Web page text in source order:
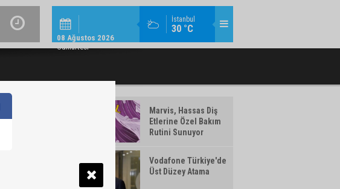
İstanbul
30 °C
08 Ağustos 2026
Cumartesi
KURUMSAL / 11:08
İŞ BANKASI GRUBU ÜST YÖNETIMINDE GÖREV DEĞIŞIMI
VAKIFBANK’IN AKTIF BÜYÜKLÜĞÜ
Marvis, Hassas Diş
Etlerine Özel Bakım
Rutini Sunuyor
Vodafone Türkiye'de
Üst Düzey Atama